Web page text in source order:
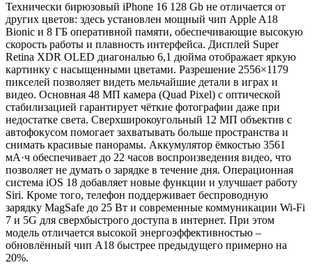
Технически бирюзовый iPhone 16 128 Gb не отличается от
других цветов: здесь установлен мощный чип Apple A18
Bionic и 8 ГБ оперативной памяти, обеспечивающие высокую
скорость работы и плавность интерфейса. Дисплей Super
Retina XDR OLED диагональю 6,1 дюйма отображает яркую
картинку с насыщенными цветами. Разрешение 2556×1179
пикселей позволяет видеть мельчайшие детали в играх и
видео. Основная 48 МП камера (Quad Pixel) с оптической
стабилизацией гарантирует чёткие фотографии даже при
недостатке света. Сверхширокоугольный 12 МП объектив с
автофокусом помогает захватывать больше пространства и
снимать красивые панорамы. Аккумулятор ёмкостью 3561
мА·ч обеспечивает до 22 часов воспроизведения видео, что
позволяет не думать о зарядке в течение дня. Операционная
система iOS 18 добавляет новые функции и улучшает работу
Siri. Кроме того, телефон поддерживает беспроводную
зарядку MagSafe до 25 Вт и современные коммуникации Wi-Fi
7 и 5G для сверхбыстрого доступа в интернет. При этом
модель отличается высокой энергоэффективностью –
обновлённый чип A18 быстрее предыдущего примерно на
20%.